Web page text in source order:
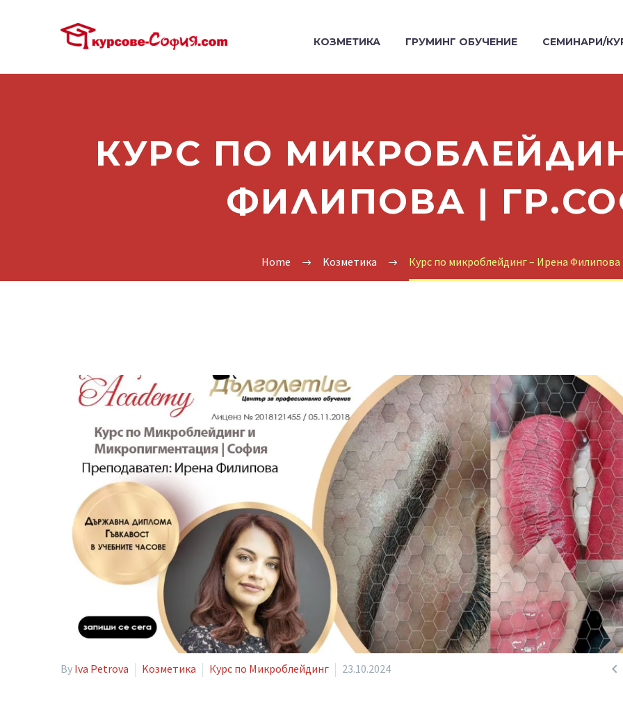
КОЗМЕТИКА ГРУМИНГ ОБУЧЕНИЕ СЕМИНАРИ/
КУРС ПО
ФИЛИПОВА |
Home Kозметика Курс по микроблейдинг – Ирена Филипова

By Iva Petrova Kозметика Курс по Микроблейдинг 23.10.2024